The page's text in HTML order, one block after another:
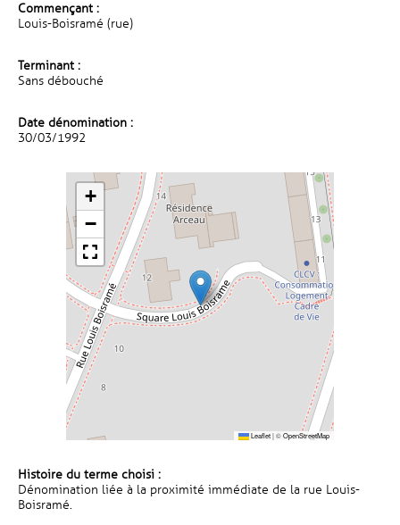
Commençant :
Louis-Boisramé (rue)
Terminant :
Sans débouché
Date dénomination :
30/03/1992
+
−
Leaflet|©OpenStreetMap
Histoire du terme choisi :
Dénomination liée à la proximité immédiate de la rue Louis-
Boisramé.